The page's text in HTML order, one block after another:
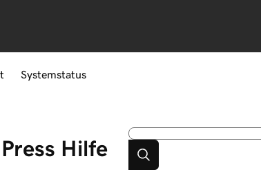
Systemstatus
Hilfe